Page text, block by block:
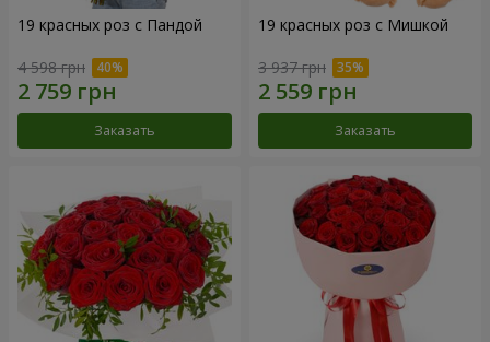
19 красных роз с Пандой
4 598 грн
Заказать
19 красных роз с Мишкой
3 937 грн
Заказать